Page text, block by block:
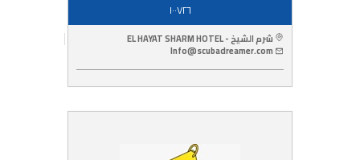
١٠٠٧٢٦
شرم الشيخ - EL HAYAT SHARM HOTEL
Info@scubadreamer.com